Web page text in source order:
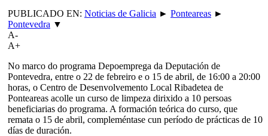
PUBLICADO EN: Noticias de Galicia ► Ponteareas ►
Pontevedra ▼
A-
A+
No marco do programa Depoemprega da Deputación de
Pontevedra, entre o 22 de febreiro e o 15 de abril, de 16:00 a 20:00
horas, o Centro de Desenvolvemento Local Ribadetea de
Ponteareas acolle un curso de limpeza dirixido a 10 persoas
beneficiarias do programa. A formación teórica do curso, que
remata o 15 de abril, compleméntase cun período de prácticas de 10
días de duración.